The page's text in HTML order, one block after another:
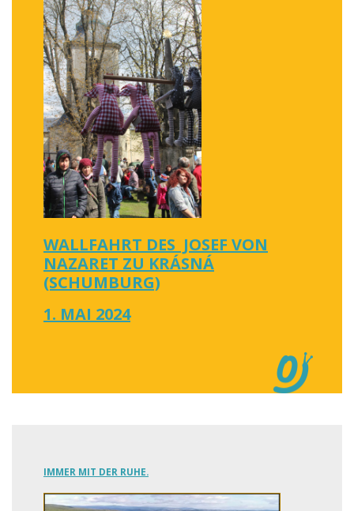
WALLFAHRT DES JOSEF VON
NAZARET ZU KRÁSNÁ
(SCHUMBURG)
1. MAI 2024
IMMER MIT DER RUHE.